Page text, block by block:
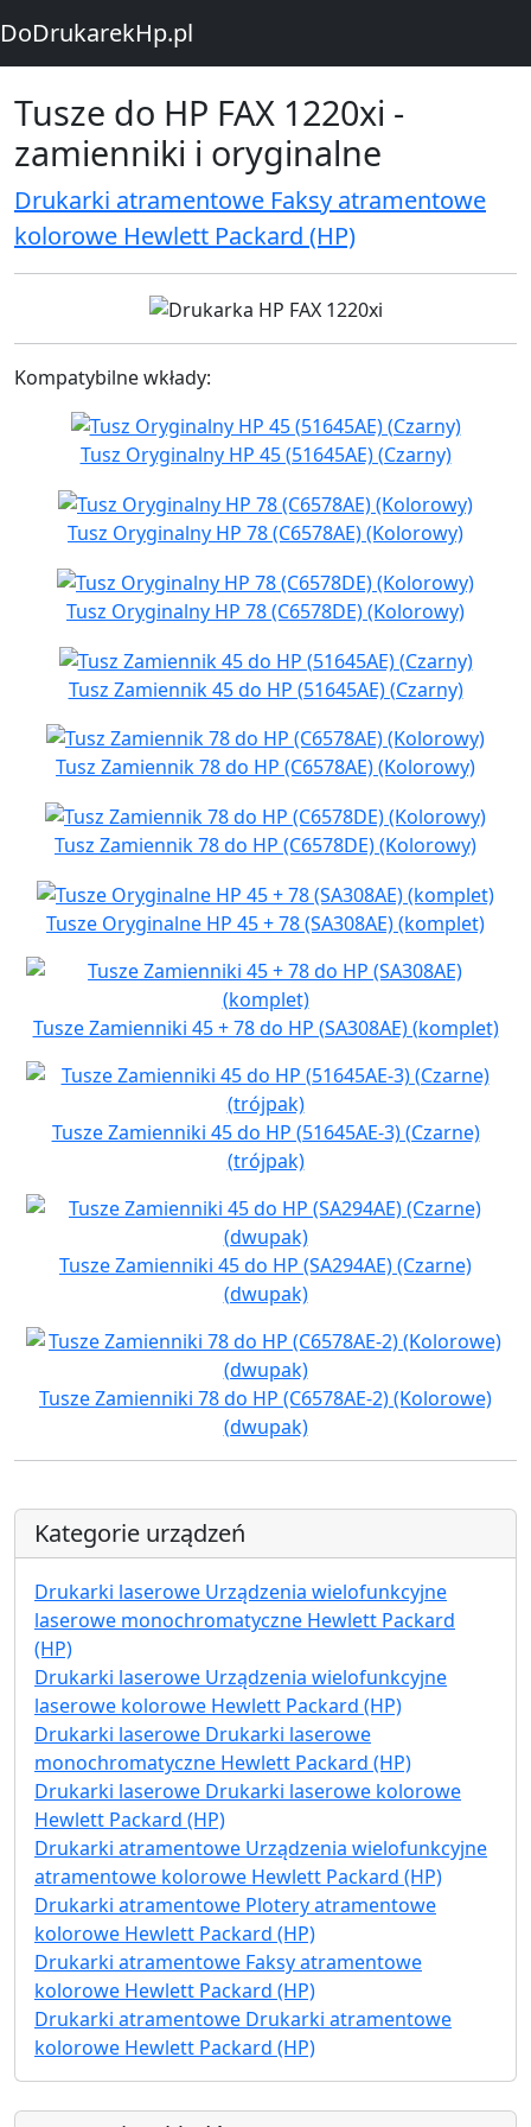
DoDrukarekHp.pl
Tusze do HP FAX 1220xi -
zamienniki i oryginalne
Drukarki atramentowe Faksy atramentowe
kolorowe Hewlett Packard (HP)
Kompatybilne wkłady:
Tusz Oryginalny HP 45 (51645AE) (Czarny)
Tusz Oryginalny HP 78 (C6578AE) (Kolorowy)
Tusz Oryginalny HP 78 (C6578DE) (Kolorowy)
Tusz Zamiennik 45 do HP (51645AE) (Czarny)
Tusz Zamiennik 78 do HP (C6578AE) (Kolorowy)
Tusz Zamiennik 78 do HP (C6578DE) (Kolorowy)
Tusze Oryginalne HP 45 + 78 (SA308AE) (komplet)
Tusze Zamienniki 45 + 78 do HP (SA308AE) (komplet)
Tusze Zamienniki 45 do HP (51645AE-3) (Czarne)
(trójpak)
Tusze Zamienniki 45 do HP (SA294AE) (Czarne)
(dwupak)
Tusze Zamienniki 78 do HP (C6578AE-2) (Kolorowe)
(dwupak)
Kategorie urządzeń
Drukarki laserowe Urządzenia wielofunkcyjne
laserowe monochromatyczne Hewlett Packard
(HP)
Drukarki laserowe Urządzenia wielofunkcyjne
laserowe kolorowe Hewlett Packard (HP)
Drukarki laserowe Drukarki laserowe
monochromatyczne Hewlett Packard (HP)
Drukarki laserowe Drukarki laserowe kolorowe
Hewlett Packard (HP)
Drukarki atramentowe Urządzenia wielofunkcyjne
atramentowe kolorowe Hewlett Packard (HP)
Drukarki atramentowe Plotery atramentowe
kolorowe Hewlett Packard (HP)
Drukarki atramentowe Faksy atramentowe
kolorowe Hewlett Packard (HP)
Drukarki atramentowe Drukarki atramentowe
kolorowe Hewlett Packard (HP)